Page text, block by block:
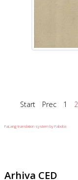
Start
Prec 1 2
FaLang translation system by Faboba
Arhiva CED